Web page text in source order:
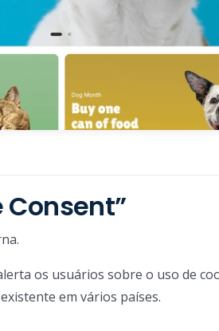
Consent”
os usuários sobre o uso de
em vários países.